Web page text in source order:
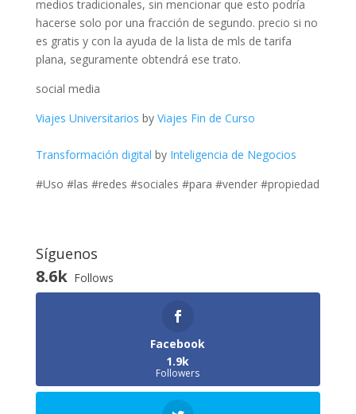
medios tradicionales, sin mencionar que esto podría
hacerse solo por una fracción de segundo. precio si no
es gratis y con la ayuda de la lista de mls de tarifa
plana, seguramente obtendrá ese trato.
social media
Viajes Universitarios by Viajes Fin de Curso
Transformación digital by Inteligencia de Negocios
#Uso #las #redes #sociales #para #vender #propiedad
Síguenos
8.6k Follows
Facebook
1.9k
Followers